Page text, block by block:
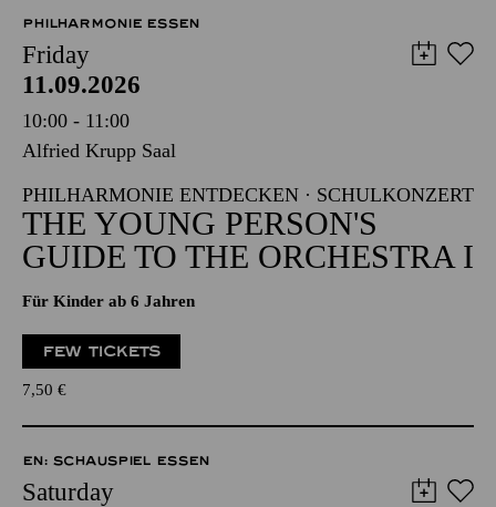
PHILHARMONIE ESSEN
Friday
11.09.2026
10:00 - 11:00
Alfried Krupp Saal
PHILHARMONIE ENTDECKEN · SCHULKONZERT
THE YOUNG PERSON'S
GUIDE TO THE ORCHESTRA I
Für Kinder ab 6 Jahren
FEW TICKETS
7,50 €
EN: SCHAUSPIEL ESSEN
Saturday